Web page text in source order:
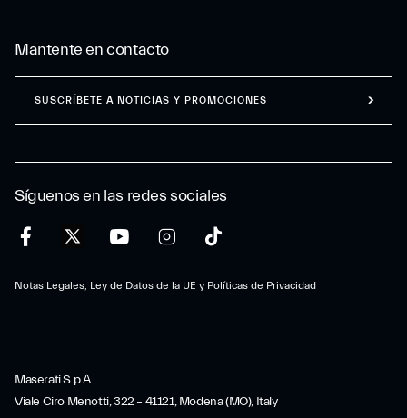
Síguenos en las redes sociales
Notas Legales, Ley de Datos de la UE y Políticas de Privacidad
Mantente en contacto
SUSCRÍBETE A NOTICIAS Y PROMOCIONES
Maserati S.p.A.
Viale Ciro Menotti, 322 – 41121, Modena (MO), Italy